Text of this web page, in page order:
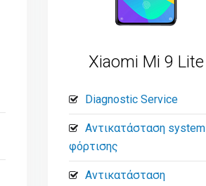
Xiaomi Mi 9 Lite
Diagnostic Service
Αντικατάσταση system
φόρτισης
Αντικατάσταση